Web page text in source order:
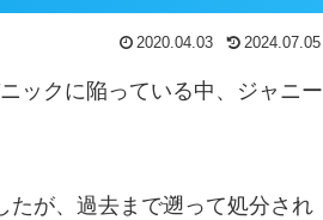
2020.04.03 2024.07.05
ックに陥っている中、ジャニー
たが、過去まで遡って処分され